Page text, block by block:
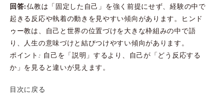
回答:仏教は「固定した自己」を強く前提にせず、経験の中で
起きる反応や執着の動きを見やすい傾向があります。ヒンド
ゥー教は、自己と世界の位置づけを大きな枠組みの中で語
り、人生の意味づけと結びつけやすい傾向があります。
ポイント: 自己を「説明」するより、自己が「どう反応する
か」を見ると違いが見えます。
目次に戻る